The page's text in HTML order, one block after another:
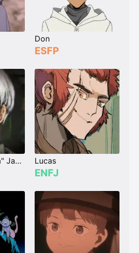
Don
ESFP
"William Minerva" James Ratri Lucas
ENFJ